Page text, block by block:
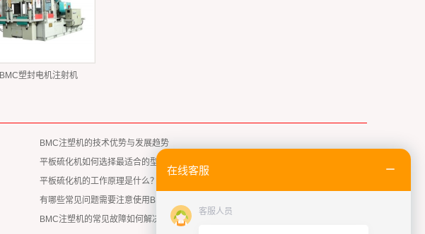
BMC塑封电机注射机
BMC注塑机的技术优势与发展趋势
平板硫化机如何选择最适合的型号？
平板硫化机的工作原理是什么？
有哪些常见问题需要注意使用BMC注塑机？
BMC注塑机的常见故障如何解决？
在线客服
客服人员